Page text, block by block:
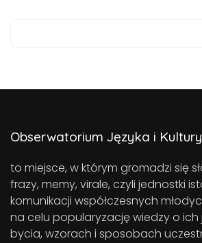
Obserwatorium Języka i
to miejsce, w którym gromadzi się
frazy, memy, virale, czyli jednostki
komunikacji współczesnych
na celu popularyzację wiedzy o ich
bycia, wzorach i sposobach